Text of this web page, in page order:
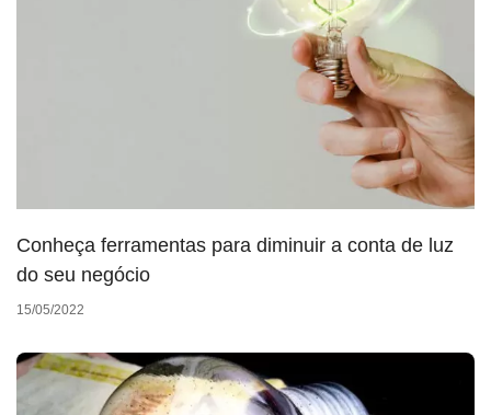
Conheça ferramentas para diminuir a conta de luz
do seu negócio
15/05/2022